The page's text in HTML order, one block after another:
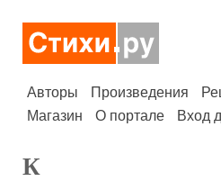
Авторы Произведения
Магазин
О портале Вход
К